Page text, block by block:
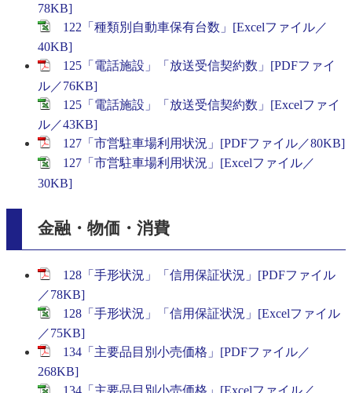
78KB]
122「種類別自動車保有台数」[Excelファイル／
40KB]
125「電話施設」「放送受信契約数」[PDFファイ
ル／76KB]
125「電話施設」「放送受信契約数」[Excelファイ
ル／43KB]
127「市営駐車場利用状況」[PDFファイル／80KB]
127「市営駐車場利用状況」[Excelファイル／
30KB]
金融・物価・消費
128「手形状況」「信用保証状況」[PDFファイル
／78KB]
128「手形状況」「信用保証状況」[Excelファイル
／75KB]
134「主要品目別小売価格」[PDFファイル／
268KB]